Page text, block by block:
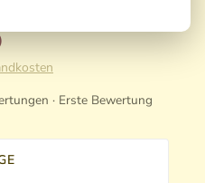
· Erste Bewertung